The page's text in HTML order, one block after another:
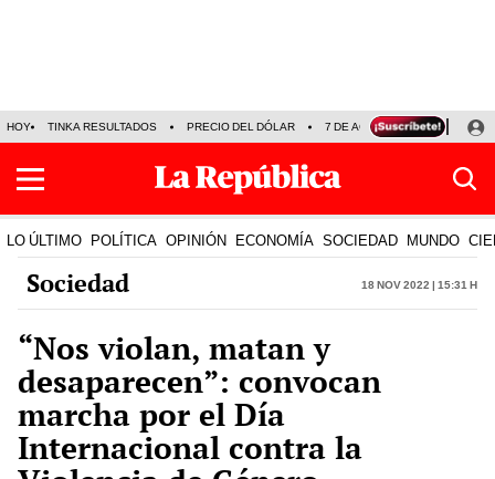
HOY TINKA RESULTADOS PRECIO DEL DÓLAR 7 DE AGOSTO OLLANTA
LO ÚLTIMO POLÍTICA OPINIÓN ECONOMÍA SOCIEDAD MUNDO
Sociedad 18 Nov 2022 | 15:31 h
“Nos violan, matan y
desaparecen”: convocan
marcha por el Día
Internacional contra la